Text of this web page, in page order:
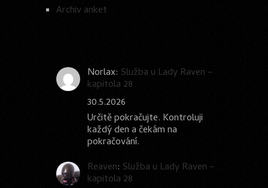
Archiv anket
Norlax: Služba u Lady Raven –
kapitola 28
30.5.2026
Určitě pokračujte. Kontroluji
každý den a čekám na
pokračování.
Reaven: Služba u Lady Raven –
kapitola 28